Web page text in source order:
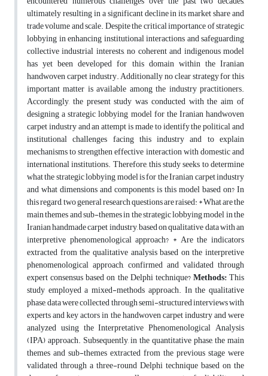
ultimately resulting in a significant decline in its market share and
trade volume and scale. Despite the critical importance of strategic
lobbying in enhancing institutional interactions and safeguarding
collective industrial interests, no coherent and indigenous model
has yet been developed for this domain within the Iranian
handwoven carpet industry. Additionally no clear strategy for this
important matter is available among the industry practitioners.
Accordingly, the present study was conducted with the aim of
designing a strategic lobbying model for the Iranian handwoven
carpet industry and an attempt is made to identify the political and
institutional challenges facing this industry and to explain
mechanisms to strengthen effective interaction with domestic and
international institutions. Therefore, this study seeks to determine
what the strategic lobbying model is for the Iranian carpet industry
and what dimensions and components is this model based on? In
this regard, two general research questions are raised: * What are the
main themes and sub-themes in the strategic lobbying model in the
Iranian handmade carpet industry, based on qualitative data with an
interpretive phenomenological approach? * Are the indicators
extracted from the qualitative analysis based on the interpretive
phenomenological approach, confirmed and validated through
expert consensus based on the Delphi technique?Methods:This
study employed a mixed-methods approach. In the qualitative
phase, data were collected through semi-structured interviews with
experts and key actors in the handwoven carpet industry and were
analyzed using the Interpretative Phenomenological Analysis
(IPA) approach. Subsequently, in the quantitative phase, the main
themes and sub-themes extracted from the previous stage were
validated through a three-round Delphi technique based on the